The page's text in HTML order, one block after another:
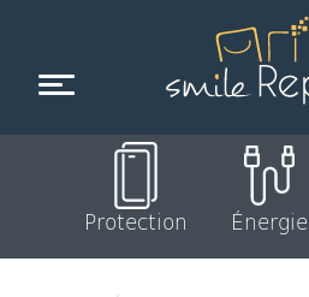
Protection Énergie